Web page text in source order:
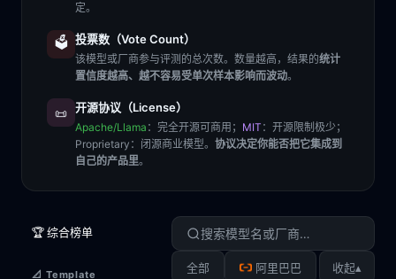
定。
🗳️ 投票数（Vote Count）
该模型或厂商参与评测的总次数。数量越高，结果的统计
置信度越高、越不容易受单次样本影响而波动。
📜 开源协议（License）
Apache/Llama ：完全开源可商用； MIT ：开源限制极少；
Proprietary ：闭源商业模型。 协议决定你能否把它集成到
自己的产品里。
🏆 综合榜单
📐 Template 全部 阿里巴巴 收起▴